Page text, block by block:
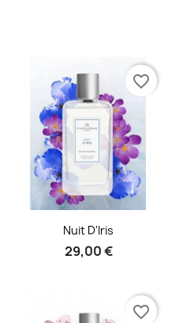
Aperçu rapide
Nuit D'Iris
29,00 €
favorite_border
favorite_border